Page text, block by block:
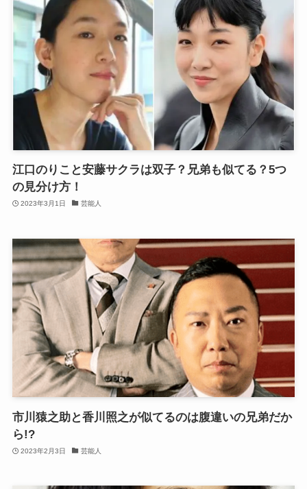
江口のりこと安藤サクラは双子？兄弟も似てる？5つ
の見分け方！
2023年3月1日 芸能人
市川猿之助と香川照之が似てるのは腹違いの兄弟だか
ら!?
2023年2月3日 芸能人